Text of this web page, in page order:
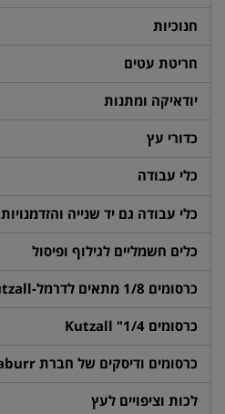
חנוכיות
חריטת עטים
יודאיקה ומתנות
כדורי עץ
כלי עבודה
כלי עבודה גם יד שנייה והזדמנויות
כלים חשמליים לגילוף ופיסול
כרסומים 1/8 מתאים לדרמל-Kutzall
כרסומים 1/4" Kutzall
כרסומים ודיסקים של חברת Saburr-ארה"ב
לכות וציפויים לעץ